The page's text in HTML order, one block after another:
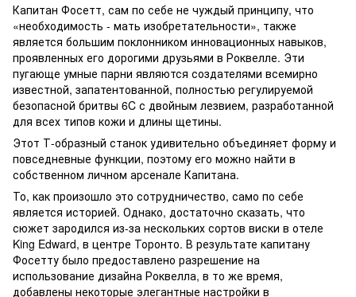
Капитан Фосетт, сам по себе не чуждый принципу, что
«необходимость - мать изобретательности», также
является большим поклонником инновационных навыков,
проявленных его дорогими друзьями в Роквелле. Эти
пугающе умные парни являются создателями всемирно
известной, запатентованной, полностью регулируемой
безопасной бритвы 6C с двойным лезвием, разработанной
для всех типов кожи и длины щетины.
Этот Т-образный станок удивительно объединяет форму и
повседневные функции, поэтому его можно найти в
собственном личном арсенале Капитана.
То, как произошло это сотрудничество, само по себе
является историей. Однако, достаточно сказать, что
сюжет зародился из-за нескольких сортов виски в отеле
King Edward, в центре Торонто. В результате капитану
Фосетту было предоставлено разрешение на
использование дизайна Роквелла, в то же время,
добавлены некоторые элегантные настройки в